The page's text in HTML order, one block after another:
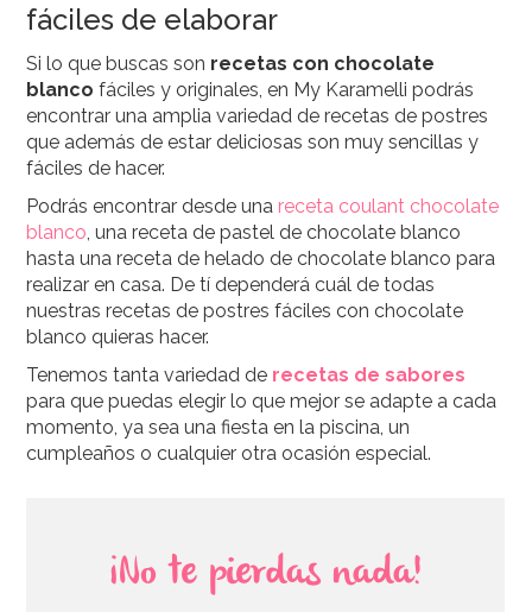
fáciles de elaborar
Si lo que buscas son recetas con chocolate
blanco fáciles y originales, en My Karamelli podrás
encontrar una amplia variedad de recetas de postres
que además de estar deliciosas son muy sencillas y
fáciles de hacer.
Podrás encontrar desde una receta coulant chocolate
blanco , una receta de pastel de chocolate blanco
hasta una receta de helado de chocolate blanco para
realizar en casa. De tí dependerá cuál de todas
nuestras recetas de postres fáciles con chocolate
blanco quieras hacer.
Tenemos tanta variedad de recetas de sabores
para que puedas elegir lo que mejor se adapte a cada
momento, ya sea una fiesta en la piscina, un
cumpleaños o cualquier otra ocasión especial.
¡No te pierdas nada!